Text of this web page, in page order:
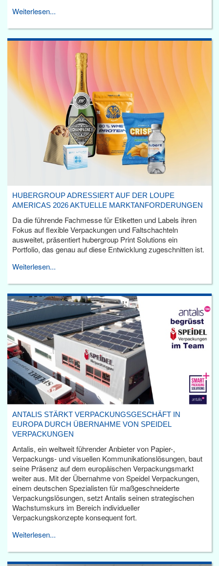
Weiterlesen...
HUBERGROUP ADRESSIERT AUF DER LOUPE
AMERICAS 2026 AKTUELLE MARKTANFORDERUNGEN
Da die führende Fachmesse für Etiketten und Labels ihren
Fokus auf flexible Verpackungen und Faltschachteln
ausweitet, präsentiert hubergroup Print Solutions ein
Portfolio, das genau auf diese Entwicklung zugeschnitten ist.
Weiterlesen...
ANTALIS STÄRKT VERPACKUNGSGESCHÄFT IN
EUROPA DURCH ÜBERNAHME VON SPEIDEL
VERPACKUNGEN
Antalis, ein weltweit führender Anbieter von Papier-,
Verpackungs- und visuellen Kommunikationslösungen, baut
seine Präsenz auf dem europäischen Verpackungsmarkt
weiter aus. Mit der Übernahme von Speidel Verpackungen,
einem deutschen Spezialisten für maßgeschneiderte
Verpackungslösungen, setzt Antalis seinen strategischen
Wachstumskurs im Bereich individueller
Verpackungskonzepte konsequent fort.
Weiterlesen...